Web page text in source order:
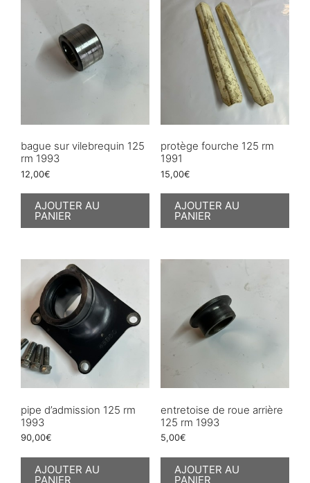
bague sur vilebrequin 125
rm 1993
12,00€
AJOUTER AU
PANIER
protège fourche 125 rm
1991
15,00€
AJOUTER AU
PANIER
pipe d’admission 125 rm
1993
90,00€
AJOUTER AU
PANIER
entretoise de roue arrière
125 rm 1993
5,00€
AJOUTER AU
PANIER